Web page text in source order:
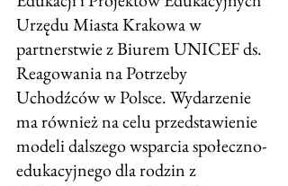
Urzędu Miasta Krakowa w
partnerstwie z Biurem UNICEF ds.
Reagowania na Potrzeby
Uchodźców w Polsce. Wydarzenie
ma również na celu przedstawienie
modeli dalszego wsparcia społeczno-
edukacyjnego dla rodzin z